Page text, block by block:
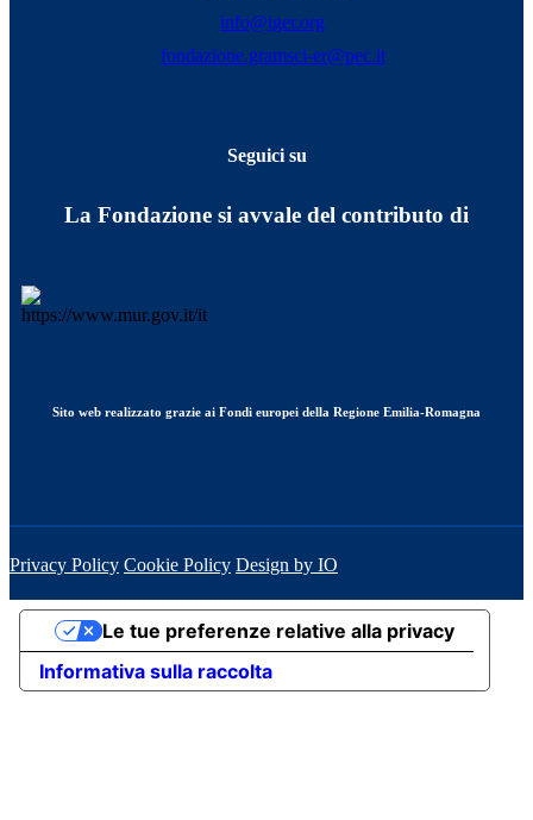
info@iger.org
fondazione.gramsci-er@pec.it
Seguici su
La Fondazione si avvale del contributo di
Sito web realizzato grazie ai Fondi europei della Regione Emilia-Romagna
Privacy Policy Cookie Policy Design by IO
Informativa sulla raccolta
Le tue preferenze relative alla privacy